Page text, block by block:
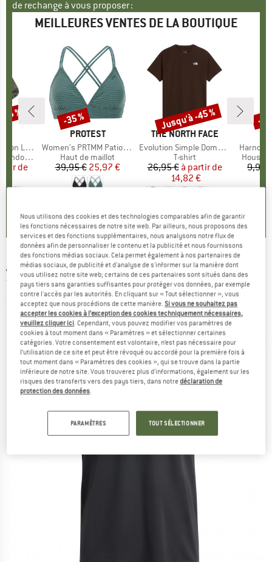
de rechange à vous proposer :
MEILLEURES VENTES DE LA BOUTIQUE
Socks
réduit
de
%
MARQUE
PROTEST
Article
Women's PRTMM Patio Triangle
Product group
Haut de maillot
Prix
39,95 € Prix réduit
25,97 €
Remise
-35 %
MARQUE
THE NORTH FACE
Article
Evolution Simple Dome Short Sleeve
Product group
T-shirt
Prix
26,95 € Prix réduit
à partir de
14,82 €
Remise
Jusqu'à -45 %
Article
Housse
9,95
-
ADIDAS -Traing Essentials Base 3-Stripes
Tee - T-shirt technique
(0)
Nous utilisons des cookies et des technologies comparables afin de garantir
les fonctions nécessaires de notre site web. Par ailleurs, nous proposons des
services et des fonctions supplémentaires, nous analysons notre flux de
données afin de personnaliser le contenu et la publicité et nous fournissons
des fonctions médias sociaux. Cela permet également à nos partenaires de
médias sociaux, de publicité et d'analyse de s'informer sur la manière dont
vous utilisez notre site web; certains de ces partenaires sont situés dans des
pays tiers sans garanties suffisantes pour protéger vos données, par exemple
contre l'accès par les autorités. En cliquant sur « Tout sélectionner », vous
acceptez que nous procédions de cette manière.Si vous ne souhaitez pas
accepter les cookies à l’exception des cookies techniquement nécessaires,
veuillez cliquer ici. Cependant, vous pouvez modifier vos paramètres de
cookies à tout moment dans « Paramètres » et sélectionner certaines
catégories. Votre consentement est volontaire, n’est pas nécessaire pour
l’utilisation de ce site et peut être révoqué ou accordé pour la première fois à
tout moment dans « Paramètres des cookies », qui se trouve dans la partie
inférieure de notre site. Vous trouverez plus d'informations, également sur les
risques des transferts vers des pays tiers, dans notredéclaration de
protection des données.
PARAMÈTRES TOUT SÉLECTIONNER